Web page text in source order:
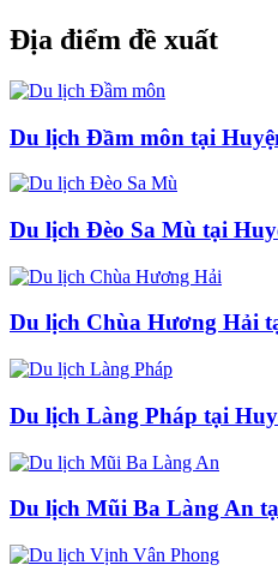
Địa điểm đề xuất
Du lịch Đầm môn tại
Du lịch Đèo Sa Mù tại
Du lịch Chùa Hương Hải
Du lịch Làng Pháp tại
Du lịch Mũi Ba Làng An